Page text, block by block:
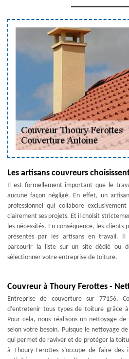
Les artisans couvreurs
Il est formellement important que le
aucune façon négligé. En effet, un
professionnel qui collabore
clairement ses projets. Et il choisit
les nécessités. En conséquence, les
présentés par les artisans en travail. Il
parcourir la liste sur un site dédié ou
sélectionner votre entreprise de toiture.
Couvreur à Thoury Ferottes -
Entreprise de couverture sur 77156,
d’entretenir tous types de toiture grâce
Pour cela, nous réalisons un nettoyage
selon votre besoin. Puisque le nettoyage
qui permet de raviver et de protéger la
à Thoury Ferottes s’occupe de faire des